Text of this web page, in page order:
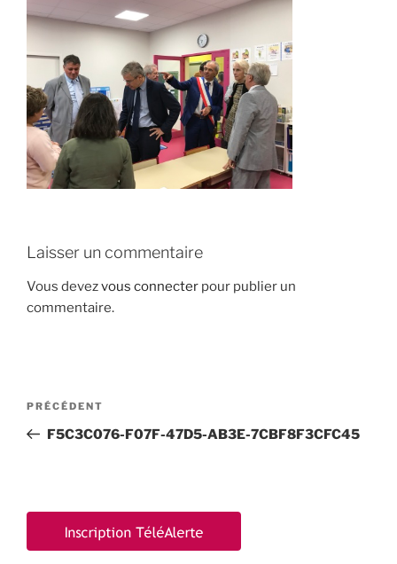
Laisser un commentaire
Vous devezvous connecter pour publier un
commentaire.
Navigation
l’article
Article
précédent
PRÉCÉDENT
F5C3C076-F07F-47D5-AB3E-7CBF8F3CFC45